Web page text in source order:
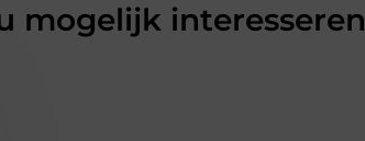
mogelijk interesseren